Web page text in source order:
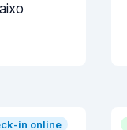
in online